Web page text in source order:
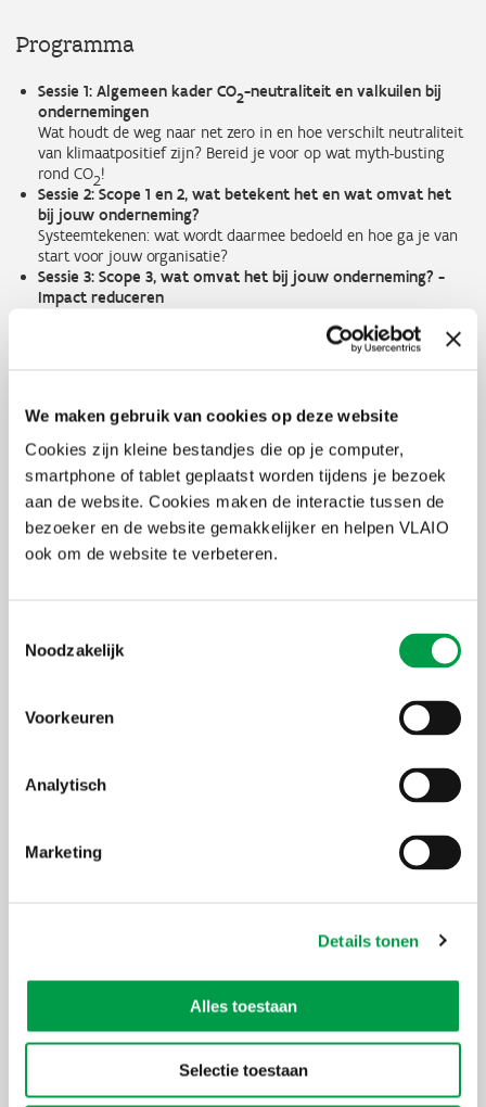
We maken gebruik van cookies op deze website
Cookies zijn kleine bestandjes die op je computer,
smartphone of tablet geplaatst worden tijdens je bezoek
aan de website. Cookies maken de interactie tussen de
bezoeker en de website gemakkelijker en helpen VLAIO
ook om de website te verbeteren.
Noodzakelijk
Voorkeuren
Analytisch
Marketing
Details tonen
Alles toestaan
Selectie toestaan
Programma
Sessie 1: Algemeen kader CO2-neutraliteit en valkuilen bij
ondernemingen
Wat houdt de weg naar net zero in en hoe verschilt neutraliteit
van klimaatpositief zijn? Bereid je voor op wat myth-busting
rond CO2!
Sessie 2: Scope 1 en 2, wat betekent het en wat omvat het
bij jouw onderneming?
Systeemtekenen: wat wordt daarmee bedoeld en hoe ga je van
start voor jouw organisatie?
Sessie 3: Scope 3, wat omvat het bij jouw onderneming? -
Impact reduceren
-voetafdruk te berekenen en op te volgen? We sluiten
af met een onderdeel over het reduceren van de impact. In de
Spreker
Tim Vancouillie heeft al jarenlang een passie voor energie en
duurzaamheid. Hij weet hoe bedrijven met energie omgaan en
welke alternatieven ze kunnen gebruiken om kosten te besparen en
hun voetafdruk te verkleinen. Na meer dan 10 jaar ervaring bij
environment, economics en ethical, niet toevallig de pijlers van
duurzaamheid. In zijn eigen bedrijfsvoering is Tim niet enkel CO 2-
versterkt met Eline Plouvier. Ze heeft een technische achtergrond
in industriële wetenschappen en bijkomende specialisaties in
duurzaamheidsstrategie en klimaatneutraal ondernemen. Ze kan
de machinebouw voor productielogistiek. Samen vormen ze een
krachtige tandem en de geknipte experts voor deze opleiding!
Dit traject is bedoeld als introductie, om je op weg te zetten.
Verdieping na het volgen van dit traject is mogelijk.
Voka
ondernemen
Klimaat en